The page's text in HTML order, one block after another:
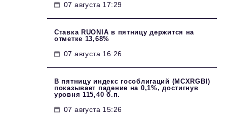
07 августа 17:29
Ставка RUONIA в пятницу держится на
отметке 13,68%
07 августа 16:26
В пятницу индекс гособлигаций (MCXRGBI)
показывает падение на 0,1%, достигнув
уровня 115,40 б.п.
07 августа 15:26